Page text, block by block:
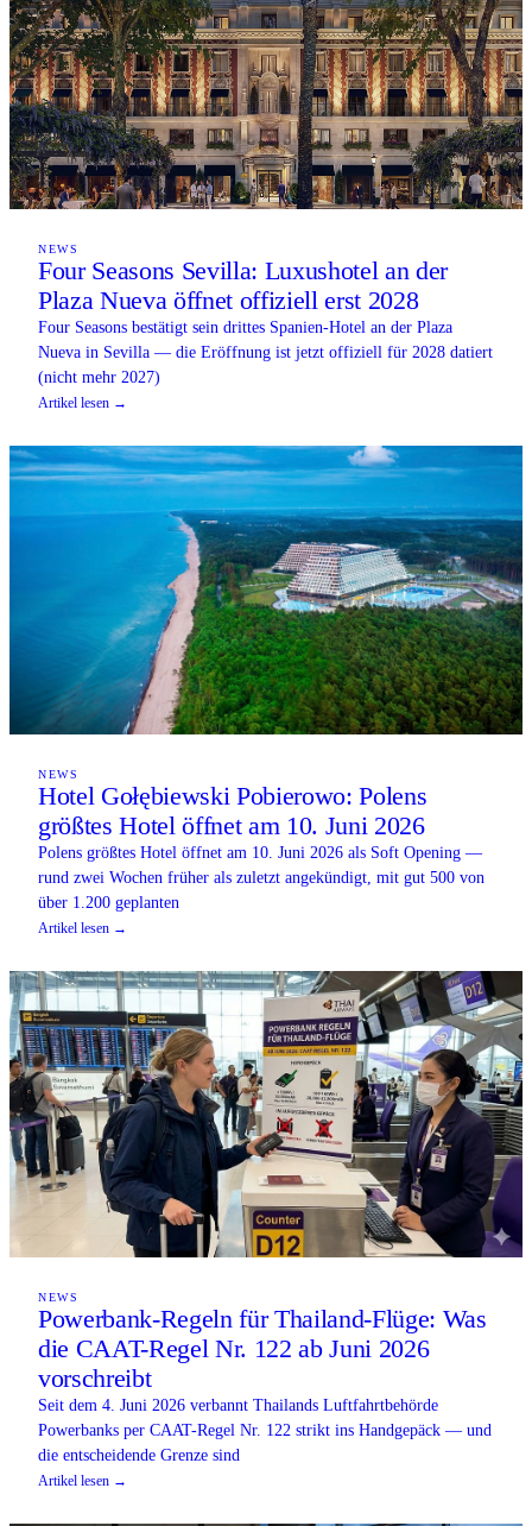
NEWS
Four Seasons Sevilla: Luxushotel an der
Plaza Nueva öffnet offiziell erst 2028
Four Seasons bestätigt sein drittes Spanien-Hotel an der Plaza
Nueva in Sevilla — die Eröffnung ist jetzt offiziell für 2028 datiert
(nicht mehr 2027)
Artikel lesen →
NEWS
Hotel Gołębiewski Pobierowo: Polens
größtes Hotel öffnet am 10. Juni 2026
Polens größtes Hotel öffnet am 10. Juni 2026 als Soft Opening —
rund zwei Wochen früher als zuletzt angekündigt, mit gut 500 von
über 1.200 geplanten
Artikel lesen →
NEWS
Powerbank-Regeln für Thailand-Flüge: Was
die CAAT-Regel Nr. 122 ab Juni 2026
vorschreibt
Seit dem 4. Juni 2026 verbannt Thailands Luftfahrtbehörde
Powerbanks per CAAT-Regel Nr. 122 strikt ins Handgepäck — und
die entscheidende Grenze sind
Artikel lesen →